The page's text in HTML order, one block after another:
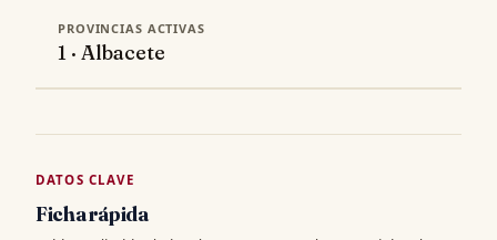
PROVINCIAS ACTIVAS
1 · Albacete
DATOS CLAVE
Ficha rápida